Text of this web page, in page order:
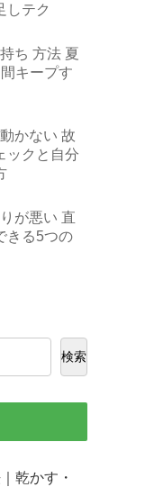
しテク
ち 方法 夏
キープす
かない 故
ックと自分
が悪い 直
きる5つの
検索
乾かす・